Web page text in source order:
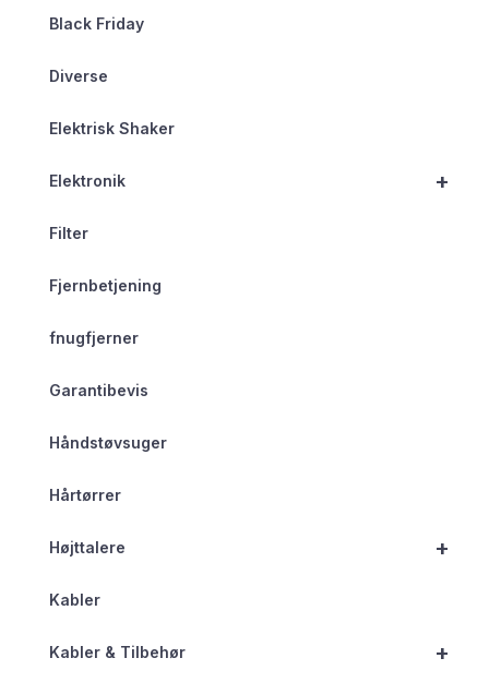
Black Friday
Diverse
Elektrisk Shaker
+
Elektronik
Filter
Fjernbetjening
fnugfjerner
Garantibevis
Håndstøvsuger
Hårtørrer
+
Højttalere
Kabler
+
Kabler & Tilbehør